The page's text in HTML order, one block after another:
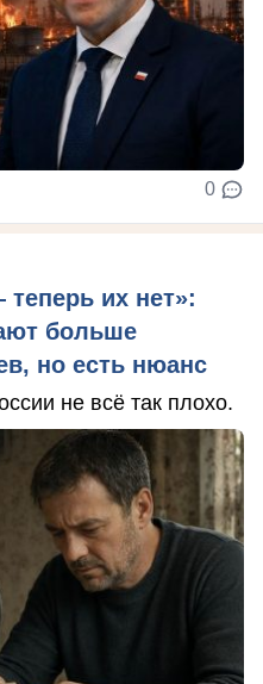
0
их нет»:
больше
но есть нюанс
не всё так плохо.